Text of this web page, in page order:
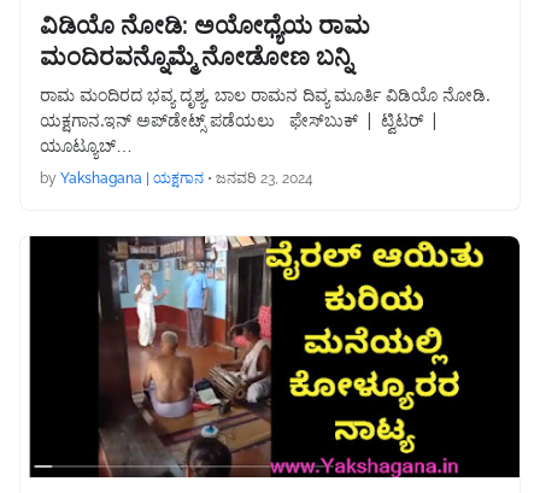
ವಿಡಿಯೊ ನೋಡಿ: ಅಯೋಧ್ಯೆಯ ರಾಮ
ಮಂದಿರವನ್ನೊಮ್ಮೆ ನೋಡೋಣ ಬನ್ನಿ
ರಾಮ ಮಂದಿರದ ಭವ್ಯ ದೃಶ್ಯ, ಬಾಲ ರಾಮನ ದಿವ್ಯ ಮೂರ್ತಿ ವಿಡಿಯೊ ನೋಡಿ.
ಯಕ್ಷಗಾನ.ಇನ್ ಅಪ್‌ಡೇಟ್ಸ್ ಪಡೆಯಲು ಫೇಸ್‌ಬುಕ್ | ಟ್ವಿಟರ್ |
ಯೂಟ್ಯೂಬ್…
by Yakshagana | ಯಕ್ಷಗಾನ • ಜನವರಿ 23, 2024